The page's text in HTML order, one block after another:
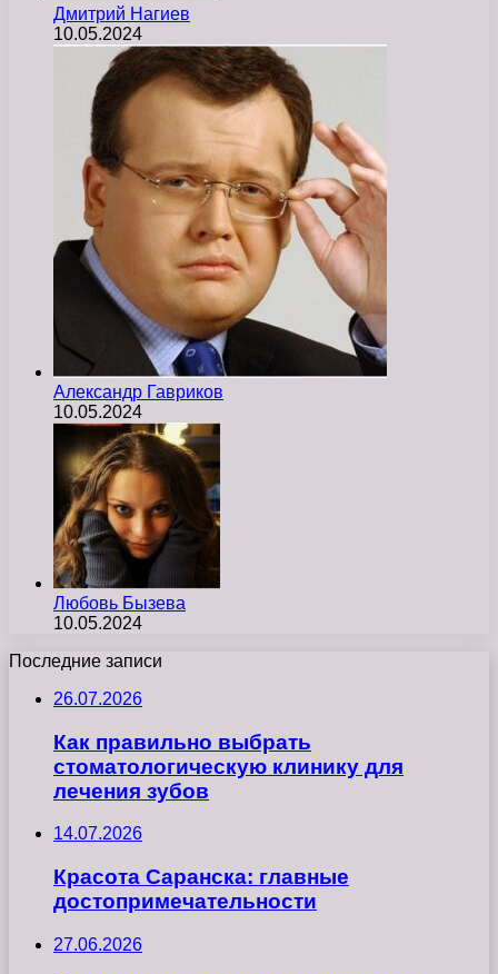
Дмитрий Нагиев
10.05.2024
Александр Гавриков
10.05.2024
Любовь Бызева
10.05.2024
Последние записи
26.07.2026
Как правильно выбрать
стоматологическую клинику для
лечения зубов
14.07.2026
Красота Саранска: главные
достопримечательности
27.06.2026